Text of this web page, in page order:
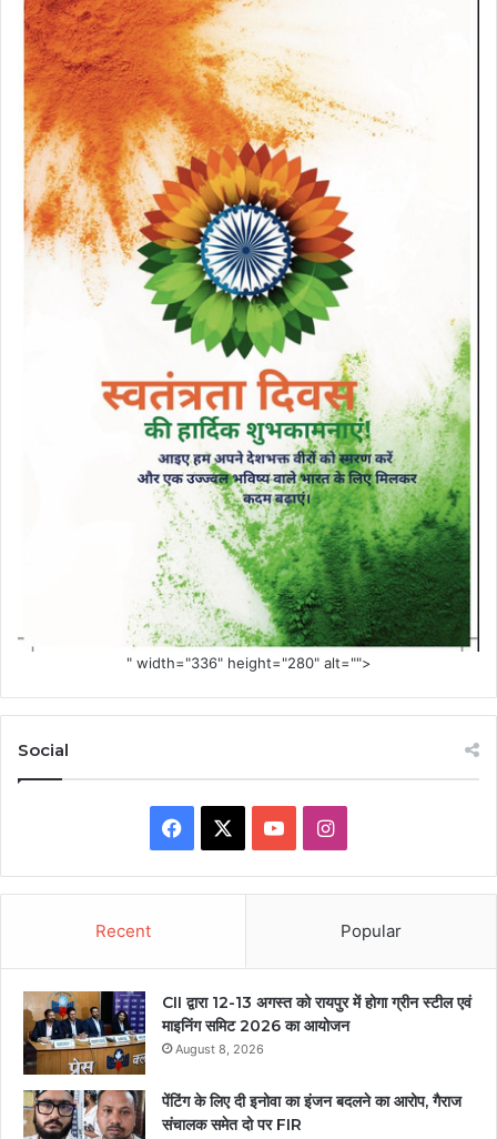
" width="336" height="280" alt="">
Social
Facebook YouTubeInstagram
Recent Popular
CII द्वारा 12-13 अगस्त को रायपुर में होगा ग्रीन स्टील एवं
माइनिंग समिट 2026 का आयोजन
August 8, 2026
पेंटिंग के लिए दी इनोवा का इंजन बदलने का आरोप, गैराज
संचालक समेत दो पर FIR